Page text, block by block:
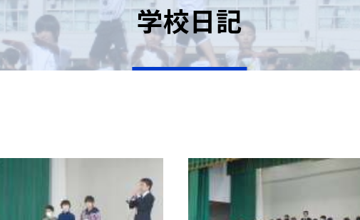
学校日記